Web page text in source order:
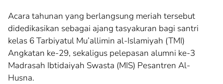
Acara tahunan yang berlangsung meriah tersebut
didedikasikan sebagai ajang tasyakuran bagi santri
kelas 6 Tarbiyatul Mu’allimin al-Islamiyah (TMI)
Angkatan ke-29, sekaligus pelepasan alumni ke-3
Madrasah Ibtidaiyah Swasta (MIS) Pesantren Al-
Husna.